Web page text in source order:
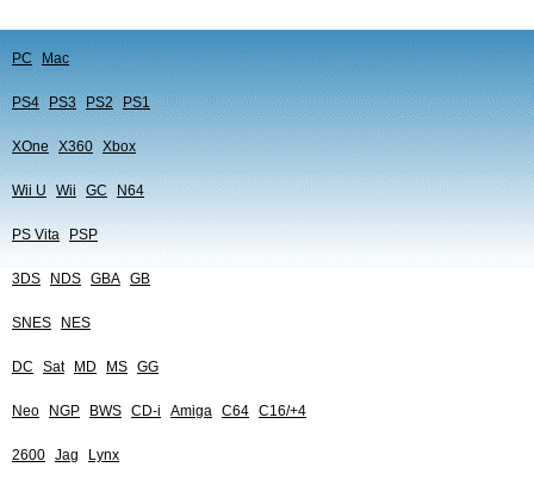
PC Mac
PS4 PS3 PS2 PS1
XOne X360 Xbox
Wii U Wii GC N64
PS Vita PSP
3DS NDS GBA GB
SNES NES
DC Sat MD MS GG
Neo NGP BWS CD-i Amiga C64 C16/+4
2600 Jag Lynx